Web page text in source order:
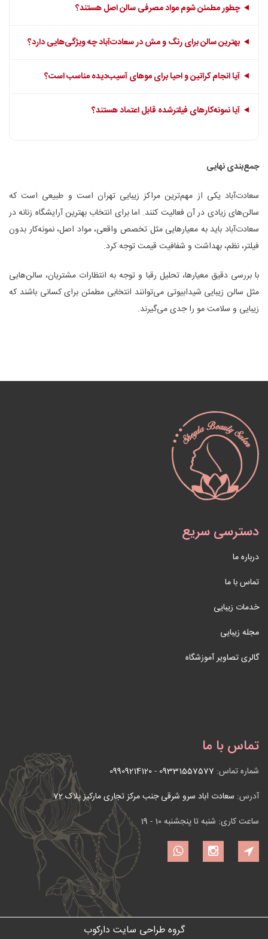
چطور مطمئن شوم مواد مصرفی سالن اصل هستند؟
بهترین سالن برای رنگ و مش در سعادت‌آباد چه ویژگی‌هایی دارد؟
آیا انجام کراتین و احیا برای موهای آسیب‌دیده مناسب است؟
آیا نمونه‌کارهای فیلترشده قابل اعتماد هستند؟
جمع‌بندی نهایی
سعادت‌آباد یکی از مهم‌ترین مراکز زیبایی تهران است و طبیعی است که
سالن‌های زیادی در آن فعالیت کنند. اما برای انتخاب بهترین آرایشگاه زنانه در
سعادت‌آباد باید به معیارهایی مثل تخصص واقعی، مواد اصل، نمونه‌کار بدون
فیلتر، نظم، بهداشت و شفافیت قیمت توجه کرد.
با بررسی دقیق معیارها، تحلیل رقبا و توجه به انتظارات مشتریان، سالن‌هایی
مثل سالن زیبایی شیدابیوتی می‌توانند انتخابی مطمئن برای کسانی باشند که
زیبایی و سلامت مو را جدی می‌گیرند.
دسترسی سریع
درباره ما
تماس با ما
خدمات زیبایی
مجله زیبایی
گالری تصاویر آموزشگاه
تماس با ما
شماره تماس: 09331557577
-
09909214120
آدرس: سعادت اباد سرو شرقی جنب مرکز تجاری مارکیز پلاک 72
ساعت کاری: شنبه تا پنجشنبه 10 - 19
گروه طراحی سایت دارکوب